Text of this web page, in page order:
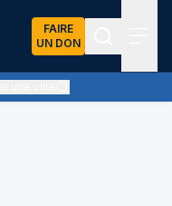
FAIRE
UN DON
- les éclaircies et les